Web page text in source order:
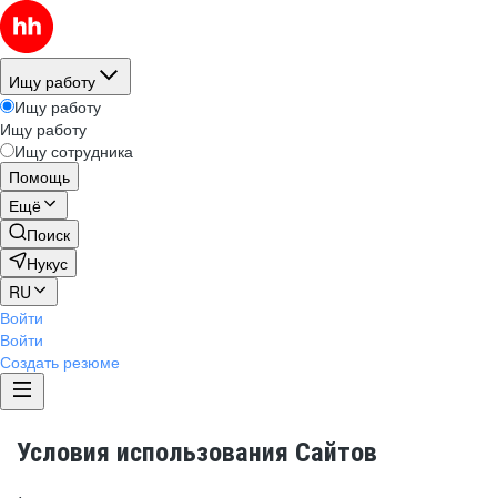
Ищу работу
Ищу работу
Ищу работу
Ищу сотрудника
Помощь
Ещё
Поиск
Нукус
RU
Войти
Войти
Создать резюме
Условия использования Сайтов